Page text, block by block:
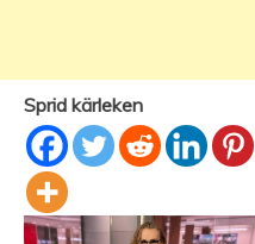
Sprid kärleken